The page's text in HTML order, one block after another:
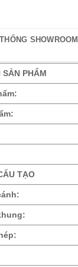
SHOWROOM
SẢN PHẨM
TẠO